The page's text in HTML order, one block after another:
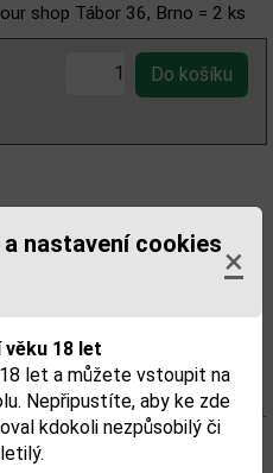
nastavení cookies×
18 let
let a můžete vstoupit na
Nepřipustíte, aby ke zde
kdokoli nezpůsobilý či
shop Tábor 36, Brno = 2 ks
které jsou velmi pečlivě
velmi dobře vyzrálé. Nevhodné
malé procento cukrů a
látek.
jsou hrušky nasypány
jsou hrušky rozdrceny, dále
které je rozmělní na kaši.
bez přístupu vzduchu.
jsou do destilátu přeneseny